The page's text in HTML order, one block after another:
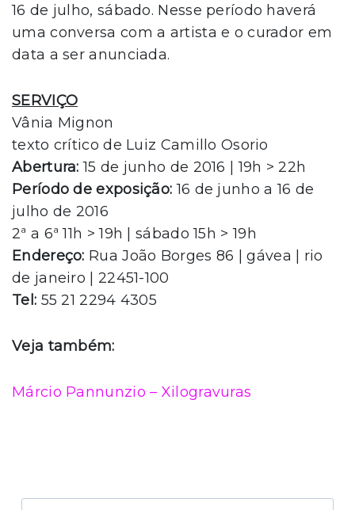
16 de julho, sábado. Nesse período haverá
uma conversa com a artista e o curador em
data a ser anunciada.
SERVIÇO
Vânia Mignon
texto crítico de Luiz Camillo Osorio
Abertura: 15 de junho de 2016 | 19h > 22h
Período de exposição: 16 de junho a 16 de
julho de 2016
2ª a 6ª 11h > 19h | sábado 15h > 19h
Endereço: Rua João Borges 86 | gávea | rio
de janeiro | 22451-100
Tel: 55 21 2294 4305
Veja também:
Márcio Pannunzio – Xilogravuras